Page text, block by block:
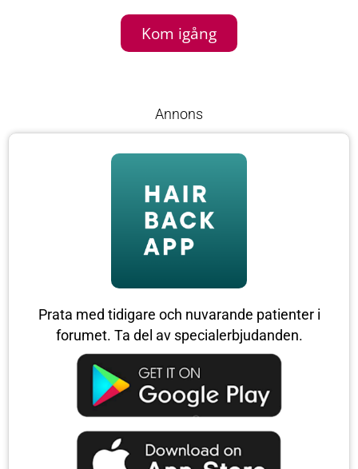
Kom igång
Annons
Prata med tidigare och nuvarande patienter i
forumet. Ta del av specialerbjudanden.